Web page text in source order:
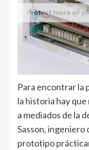
Para encontrar la
la historia hay
a mediados de la
Sasson, ingeniero
prototipo